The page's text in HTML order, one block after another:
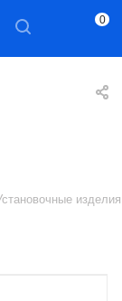
0
изделия